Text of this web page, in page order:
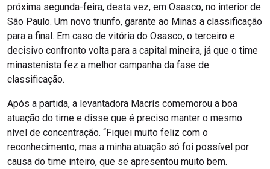
próxima segunda-feira, desta vez, em Osasco, no interior de
São Paulo. Um novo triunfo, garante ao Minas a classificação
para a final. Em caso de vitória do Osasco, o terceiro e
decisivo confronto volta para a capital mineira, já que o time
minastenista fez a melhor campanha da fase de
classificação.
Após a partida, a levantadora Macrís comemorou a boa
atuação do time e disse que é preciso manter o mesmo
nível de concentração. “Fiquei muito feliz com o
reconhecimento, mas a minha atuação só foi possível por
causa do time inteiro, que se apresentou muito bem.